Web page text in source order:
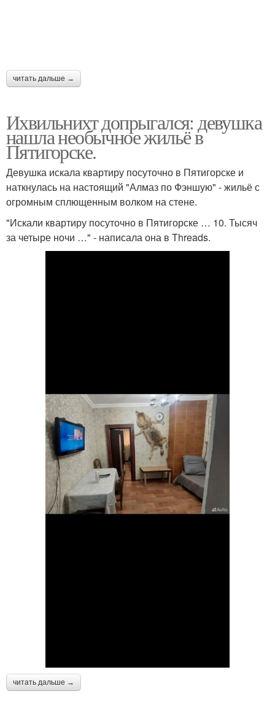
читать дальше →
Ихвильнихт допрыгался: девушка
нашла необычное жильё в
Пятигорске.
Девушка искала квартиру посуточно в Пятигорске и
наткнулась на настоящий "Алмаз по Фэншую" - жильё с
огромным сплющенным волком на стене.
"Искали квартиру посуточно в Пятигорске … 10. Тысяч
за четыре ночи …" - написала она в Threads.
читать дальше →